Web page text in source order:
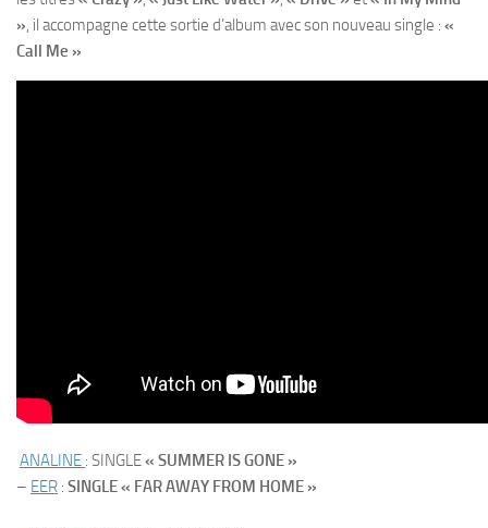
», il accompagne cette sortie d’album avec son nouveau single : «
Call Me »
ANALINE : SINGLE« SUMMER IS GONE »
– EER : SINGLE « FAR AWAY FROM HOME »